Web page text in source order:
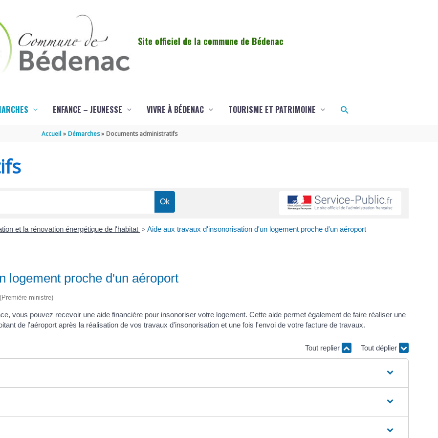
Site officiel de la commune de Bédenac
ENFANCE – JEUNESSE VIVRE À BÉDENAC TOURISME ET PATRIMOINE Rechercher
Accueil Démarches Documents administratifs
et la rénovation énergétique de l'habitat > Aide aux travaux d'insonorisation d'un logement proche d'un aéroport
logement proche d'un aéroport
ministre)
vous pouvez recevoir une aide financière pour insonoriser votre logement. Cette aide permet également de faire réaliser une
de l'aéroport après la réalisation de vos travaux d'insonorisation et une fois l'envoi de votre facture de travaux.
Tout replier Tout déplier